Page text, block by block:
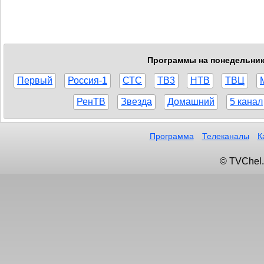
Программы на
Первый Россия-1 СТС ТВ3 НТВ ТВЦ
РенТВ Звезда Домашний 5 канал
Программа Телеканалы
©